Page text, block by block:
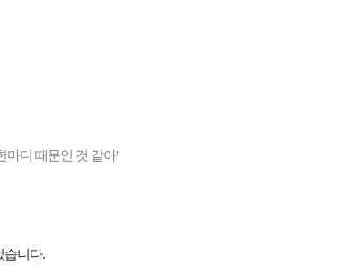
마디 때문인 것 같아'
습니다.